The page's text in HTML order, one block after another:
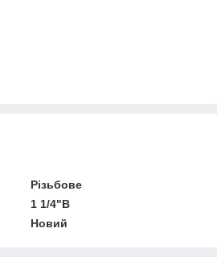
Різьбове
1 1/4"В
Новий